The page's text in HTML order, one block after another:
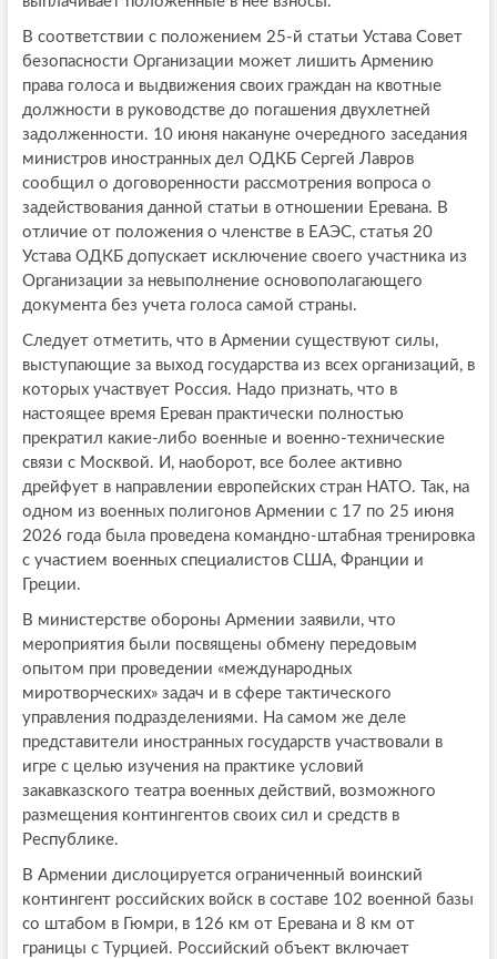
В соответствии с положением 25-й статьи Устава Совет
безопасности Организации может лишить Армению
права голоса и выдвижения своих граждан на квотные
должности в руководстве до погашения двухлетней
задолженности. 10 июня накануне очередного заседания
министров иностранных дел ОДКБ Сергей Лавров
сообщил о договоренности рассмотрения вопроса о
задействования данной статьи в отношении Еревана. В
отличие от положения о членстве в ЕАЭС, статья 20
Устава ОДКБ допускает исключение своего участника из
Организации за невыполнение основополагающего
документа без учета голоса самой страны.
Следует отметить, что в Армении существуют силы,
выступающие за выход государства из всех организаций, в
которых участвует Россия. Надо признать, что в
настоящее время Ереван практически полностью
прекратил какие-либо военные и военно-технические
связи с Москвой. И, наоборот, все более активно
дрейфует в направлении европейских стран НАТО. Так, на
одном из военных полигонов Армении с 17 по 25 июня
2026 года была проведена командно-штабная тренировка
с участием военных специалистов США, Франции и
Греции.
В министерстве обороны Армении заявили, что
мероприятия были посвящены обмену передовым
опытом при проведении «международных
миротворческих» задач и в сфере тактического
управления подразделениями. На самом же деле
представители иностранных государств участвовали в
игре с целью изучения на практике условий
закавказского театра военных действий, возможного
размещения контингентов своих сил и средств в
Республике.
В Армении дислоцируется ограниченный воинский
контингент российских войск в составе 102 военной базы
со штабом в Гюмри, в 126 км от Еревана и 8 км от
границы с Турцией. Российский объект включает